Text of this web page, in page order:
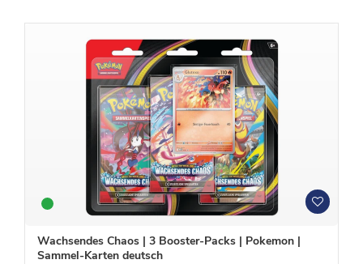
W
Wachsendes Chaos | 3 Booster-Packs | Pokemon |
Sammel-Karten deutsch
W